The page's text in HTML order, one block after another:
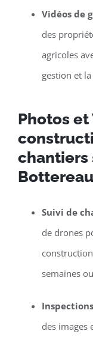
Vidéos de
des
agricoles
gestion et
Photos
chantiers
Bottereau
Suivi de
de drones
semaines
des images